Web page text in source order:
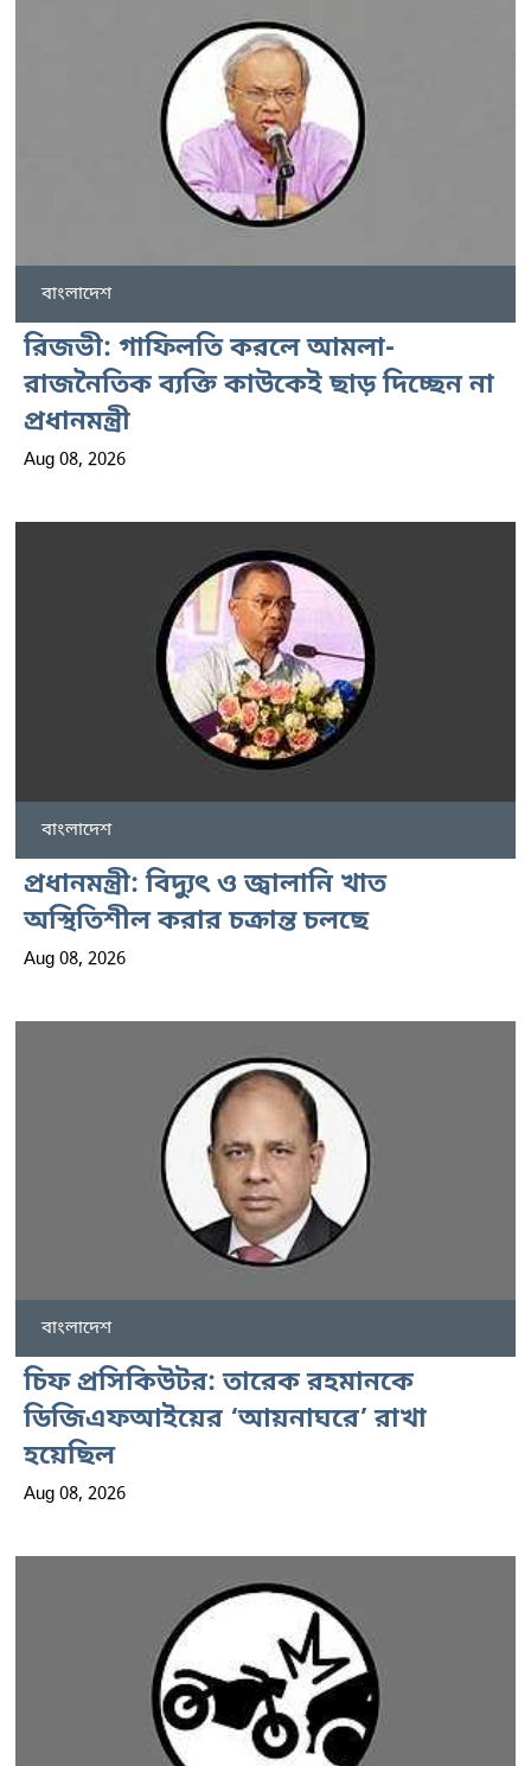
বাংলাদেশ
রিজভী: গাফিলতি করলে আমলা-
রাজনৈতিক ব্যক্তি কাউকেই ছাড় দিচ্ছেন না
প্রধানমন্ত্রী
Aug 08, 2026
বাংলাদেশ
প্রধানমন্ত্রী: বিদ্যুৎ ও জ্বালানি খাত
অস্থিতিশীল করার চক্রান্ত চলছে
Aug 08, 2026
বাংলাদেশ
চিফ প্রসিকিউটর: তারেক রহমানকে
ডিজিএফআইয়ের ‘আয়নাঘরে’ রাখা
হয়েছিল
Aug 08, 2026